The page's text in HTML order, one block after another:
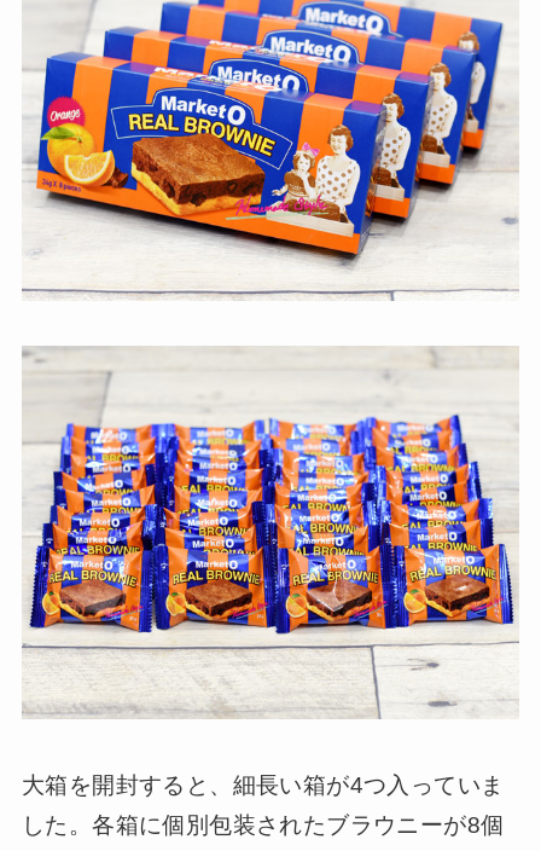
大箱を開封すると、細長い箱が4つ入っていま
した。各箱に個別包装されたブラウニーが8個